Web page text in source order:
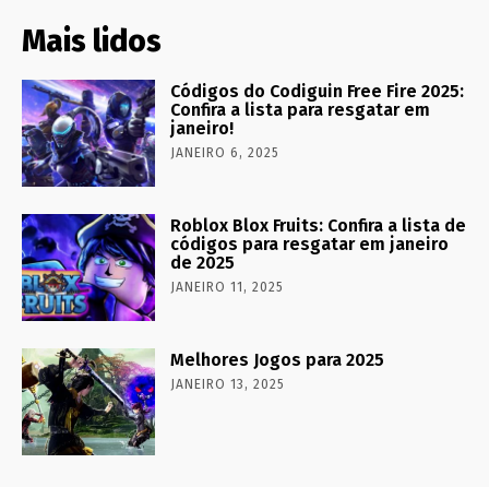
Mais lidos
Códigos do Codiguin Free Fire 2025:
Confira a lista para resgatar em
janeiro!
JANEIRO 6, 2025
Roblox Blox Fruits: Confira a lista de
códigos para resgatar em janeiro
de 2025
JANEIRO 11, 2025
Melhores Jogos para 2025
JANEIRO 13, 2025